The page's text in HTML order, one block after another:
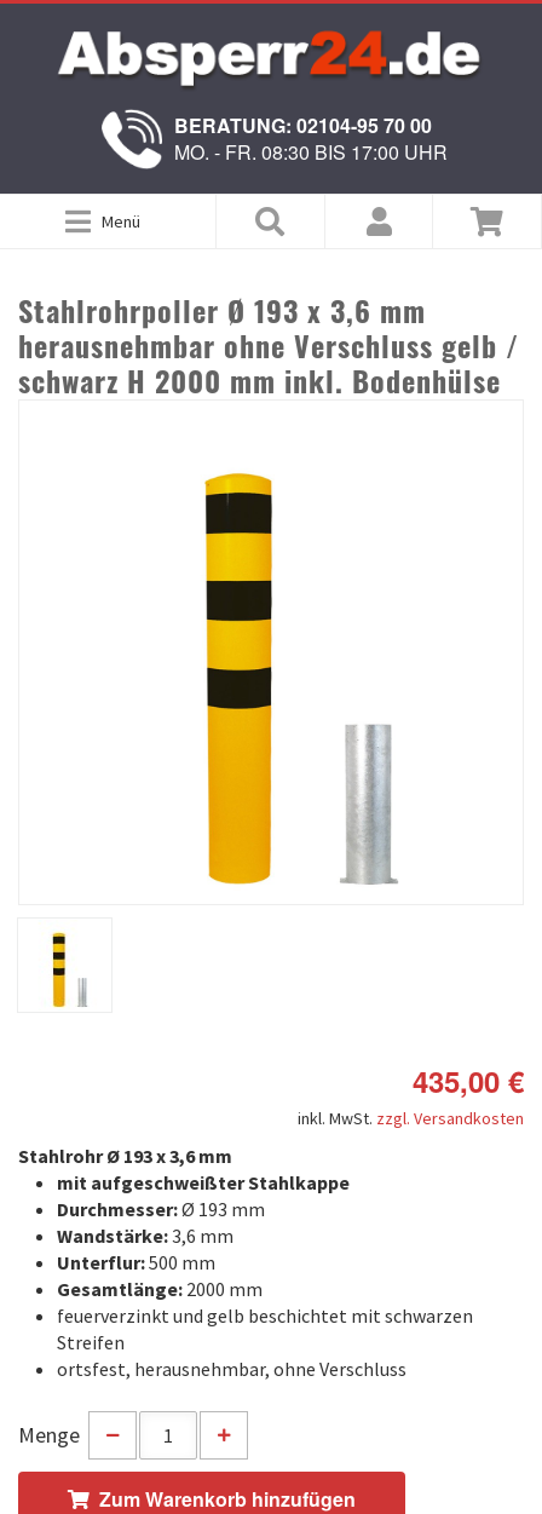
BERATUNG: 02104-95 70 00
MO. - FR. 08:30 BIS 17:00 UHR
Menü
Stahlrohrpoller Ø 193 x 3,6 mm
herausnehmbar ohne Verschluss gelb /
schwarz H 2000 mm inkl. Bodenhülse
435,00 €
inkl. MwSt. zzgl. Versandkosten
Stahlrohr Ø 193 x 3,6 mm
mit aufgeschweißter Stahlkappe
Durchmesser:Ø 193 mm
Wandstärke:3,6 mm
Unterflur:500 mm
Gesamtlänge: 2000 mm
feuerverzinkt und gelb beschichtet mit schwarzen
Streifen
ortsfest, herausnehmbar, ohne Verschluss
Menge
Zum Warenkorb hinzufügen